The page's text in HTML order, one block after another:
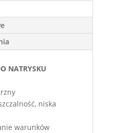
NATRYSKU
niska
warunków